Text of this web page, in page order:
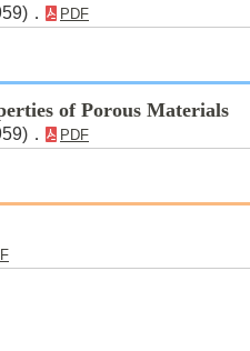
． PDF
of Porous Materials
． PDF